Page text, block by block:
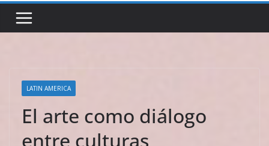
LATIN AMERICA
El arte como diálogo
entre culturas